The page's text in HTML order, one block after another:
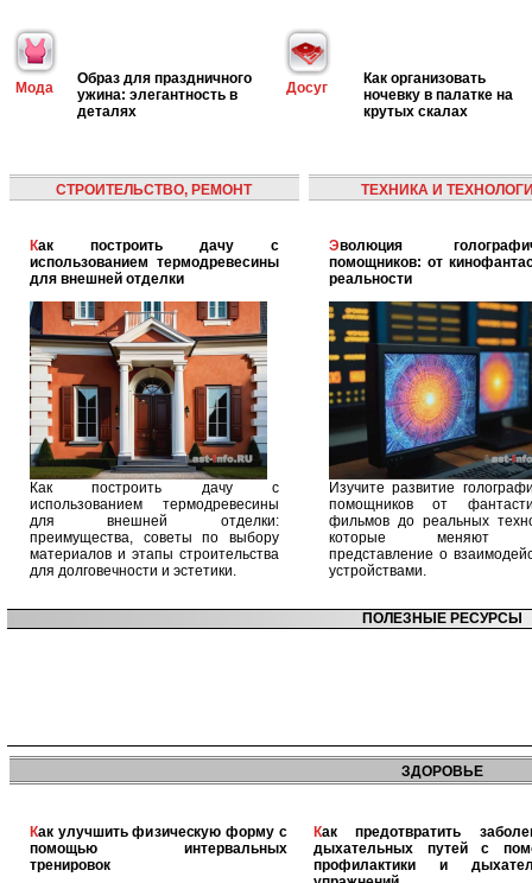
Мода
Образ для праздничного
ужина: элегантность в
деталях
Досуг
Как организовать
ночевку в палатке на
крутых скалах
СТРОИТЕЛЬСТВО, РЕМОНТ
Как построить дачу с
использованием термодревесины
для внешней отделки
Как построить дачу с
использованием термодревесины
для внешней отделки:
преимущества, советы по выбору
материалов и этапы строительства
для долговечности и эстетики.
ТЕХНИКА И
Эволюция голографических
помощников: от
реальности
Изучите развитие
помощников от
фильмов до реальных
которые меняют
представление о
устройствами.
ПОЛЕЗНЫЕ РЕСУРСЫ
ЗДОРОВЬЕ
Как улучшить физическую форму с
помощью интервальных
тренировок
Как предотвратить заболевания
дыхательных путей с
профилактики и